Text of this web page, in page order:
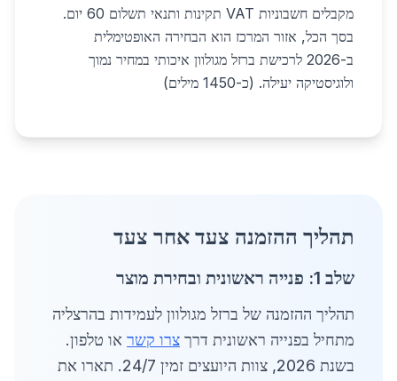
מקבלים חשבוניות VAT תקינות ותנאי תשלום 60 יום.
בסך הכל, אזור המרכז הוא הבחירה האופטימלית
ב-2026 לרכישת ברזל מגולוון איכותי במחיר נמוך
ולוגיסטיקה יעילה. (כ-1450 מילים)
תהליך ההזמנה צעד אחר צעד
שלב 1: פנייה ראשונית ובחירת מוצר
תהליך ההזמנה של ברזל מגולוון לעמידות בהרצליה
מתחיל בפנייה ראשונית דרך צרו קשר או טלפון.
בשנת 2026, צוות היועצים זמין 24/7. תארו את